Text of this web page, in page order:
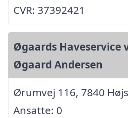
CVR: 37392421
Øgaards Haveservice
Øgaard Andersen
Ørumvej 116, 7840
Ansatte: 0